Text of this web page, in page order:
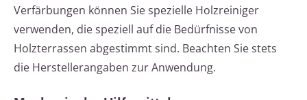
Verfärbungen können Sie spezielle Holzreiniger
verwenden, die speziell auf die Bedürfnisse von
Holzterrassen abgestimmt sind. Beachten Sie stets
die Herstellerangaben zur Anwendung.